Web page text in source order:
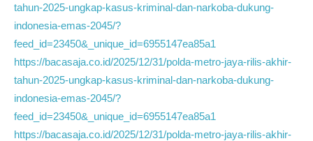
tahun-2025-ungkap-kasus-kriminal-dan-narkoba-dukung-
indonesia-emas-2045/?
feed_id=23450&_unique_id=6955147ea85a1
https://bacasaja.co.id/2025/12/31/polda-metro-jaya-rilis-akhir-
tahun-2025-ungkap-kasus-kriminal-dan-narkoba-dukung-
indonesia-emas-2045/?
feed_id=23450&_unique_id=6955147ea85a1
https://bacasaja.co.id/2025/12/31/polda-metro-jaya-rilis-akhir-